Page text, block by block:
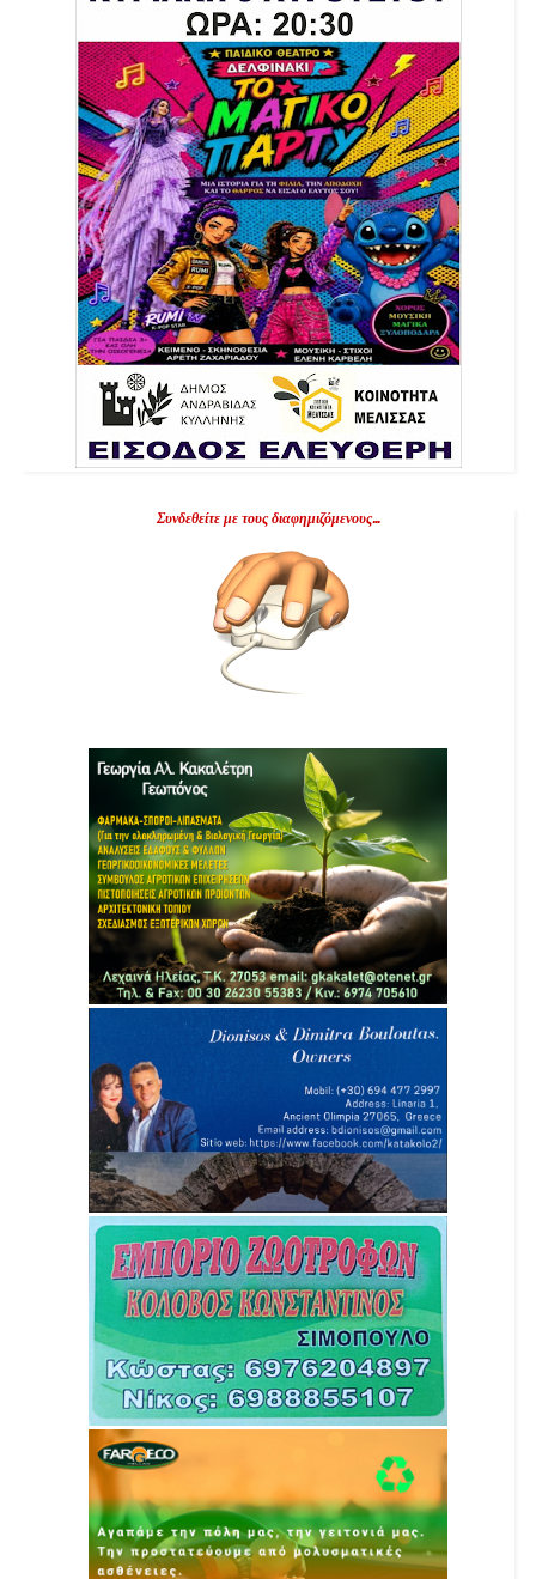
Συνδεθείτε με τους διαφημιζόμενους...